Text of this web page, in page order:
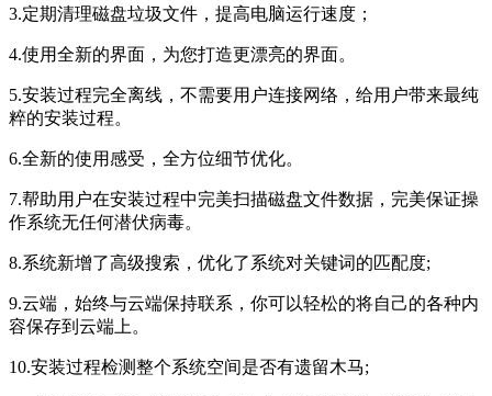
3.定期清理磁盘垃圾文件，提高电脑运行速度；
4.使用全新的界面，为您打造更漂亮的界面。
5.安装过程完全离线，不需要用户连接网络，给用户带来最纯
粹的安装过程。
6.全新的使用感受，全方位细节优化。
7.帮助用户在安装过程中完美扫描磁盘文件数据，完美保证操
作系统无任何潜伏病毒。
8.系统新增了高级搜索，优化了系统对关键词的匹配度;
9.云端，始终与云端保持联系，你可以轻松的将自己的各种内
容保存到云端上。
10.安装过程检测整个系统空间是否有遗留木马;